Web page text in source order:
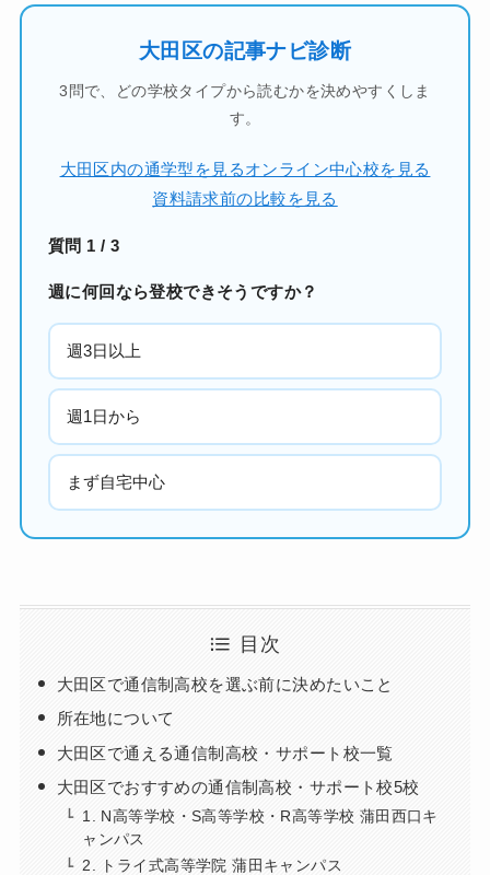
大田区の記事ナビ診断
3問で、どの学校タイプから読むかを決めやすくしま
す。
大田区内の通学型を見るオンライン中心校を見る
資料請求前の比較を見る
質問 1 / 3
週に何回なら登校できそうですか？
週3日以上
週1日から
まず自宅中心
目次
大田区で通信制高校を選ぶ前に決めたいこと
所在地について
大田区で通える通信制高校・サポート校一覧
大田区でおすすめの通信制高校・サポート校5校
1. N高等学校・S高等学校・R高等学校 蒲田西口キ
ャンパス
2. トライ式高等学院 蒲田キャンパス